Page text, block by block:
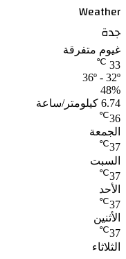
Weather
جدة
غيوم متفرقة
33
℃
36º - 32º
48%
6.74 كيلومتر/ساعة
36
℃
الجمعة
37
℃
السبت
37
℃
الأحد
37
℃
الأثنين
37
℃
الثلاثاء